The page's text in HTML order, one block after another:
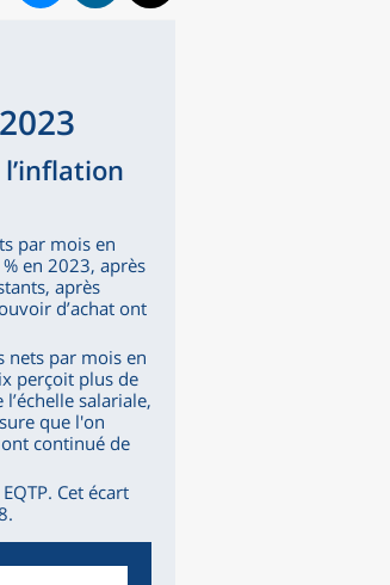
par mois en
en 2023, après
après
d’achat ont
nets par mois en
perçoit plus de
salariale,
que l'on
continué de
Cet écart